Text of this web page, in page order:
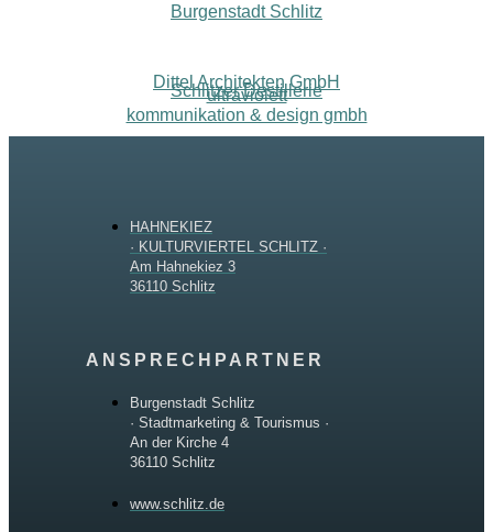
Burgenstadt Schlitz
Schlitzer Destillerie
Dittel Architekten GmbH
ultraviolett
kommunikation & design gmbh
HAHNEKIEZ
· KULTURVIERTEL SCHLITZ ·
Am Hahnekiez 3
36110 Schlitz
ANSPRECHPARTNER
Burgenstadt Schlitz
· Stadtmarketing & Tourismus ·
An der Kirche 4
36110 Schlitz
www.schlitz.de